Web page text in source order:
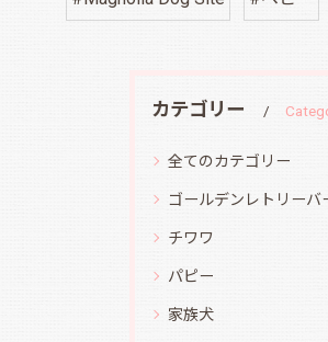
カテゴリー
全てのカテゴリー
ゴールデンレトリーバ
チワワ
パピー
家族犬